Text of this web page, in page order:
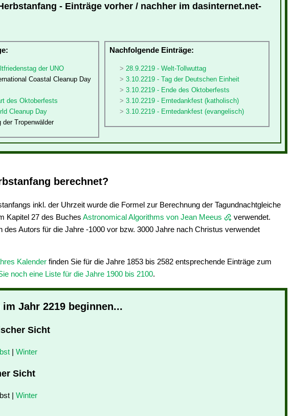
- Einträge vorher / nachher im dasinternet.net-
der UNO
Coastal Cleanup Day
des Oktoberfests
Cleanup Day
der Tropenwälder
Nachfolgende Einträge:
28.9.2219 - Welt-Tollwuttag
3.10.2219 - Tag der Deutschen Einheit
3.10.2219 - Ende des Oktoberfests
3.10.2219 - Erntedankfest (katholisch)
3.10.2219 - Erntedankfest (evangelisch)
berechnet?
inkl. der Uhrzeit wurde die Formel zur Berechnung der Tagundnachtgleiche
Kapitel 27 des Buches Astronomical Algorithms von Jean Meeus
verwendet.
des Autors für die Jahre -1000 vor bzw. 3000 Jahre nach Christus verwendet
Kalender finden Sie für die Jahre 1853 bis 2582 entsprechende Einträge zum
noch eine Liste für die Jahre 1900 bis 2100.
Jahr 2219 beginnen...
Sicht
| Winter
Sicht
| Winter